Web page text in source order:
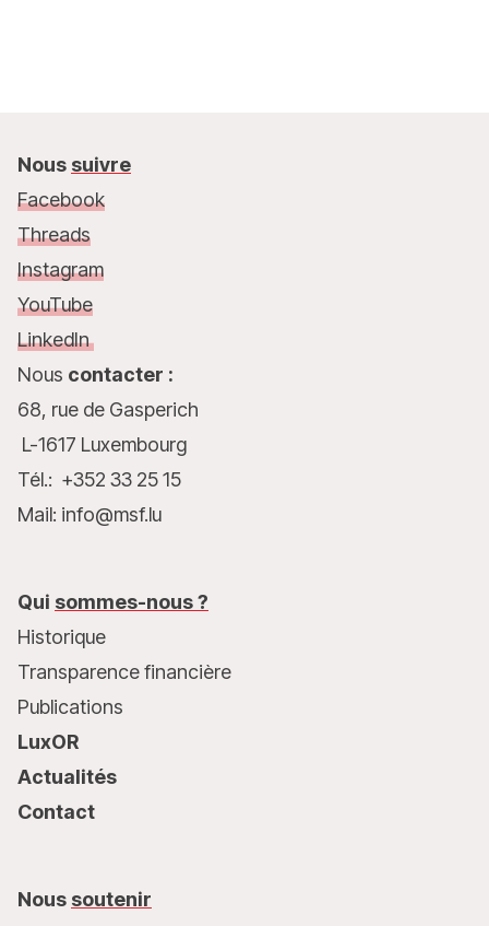
Nous suivre
Facebook
Threads
Instagram
YouTube
LinkedIn
Nous contacter :
68, rue de Gasperich
L-1617 Luxembourg
Tél.: +352 33 25 15
Mail: info@msf.lu
Qui sommes-nous ?
Historique
Transparence financière
Publications
LuxOR
Actualités
Contact
Nous soutenir